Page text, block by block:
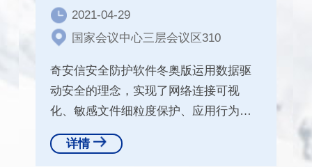
2021-04-29
国家会议中心三层会议区310
奇安信安全防护软件冬奥版运用数据驱
动安全的理念，实现了网络连接可视
化、敏感文件细粒度保护、应用行为感
知等特色功能，让个人及家庭设备拥有
企业级安全防护能力，以及良好的可视
详情